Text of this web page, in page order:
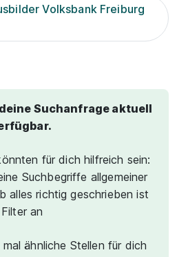
Volksbank Freiburg
Suchanfrage aktuell
für dich hilfreich sein:
Suchbegriffe allgemeiner
alles richtig geschrieben ist
an
ähnliche Stellen für dich